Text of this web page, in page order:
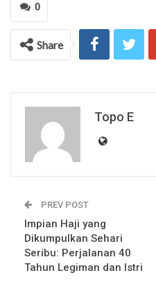
0
Share
Topo E
PREV POST
Impian Haji yang
Dikumpulkan Sehari
Seribu: Perjalanan 40
Tahun Legiman dan Istri